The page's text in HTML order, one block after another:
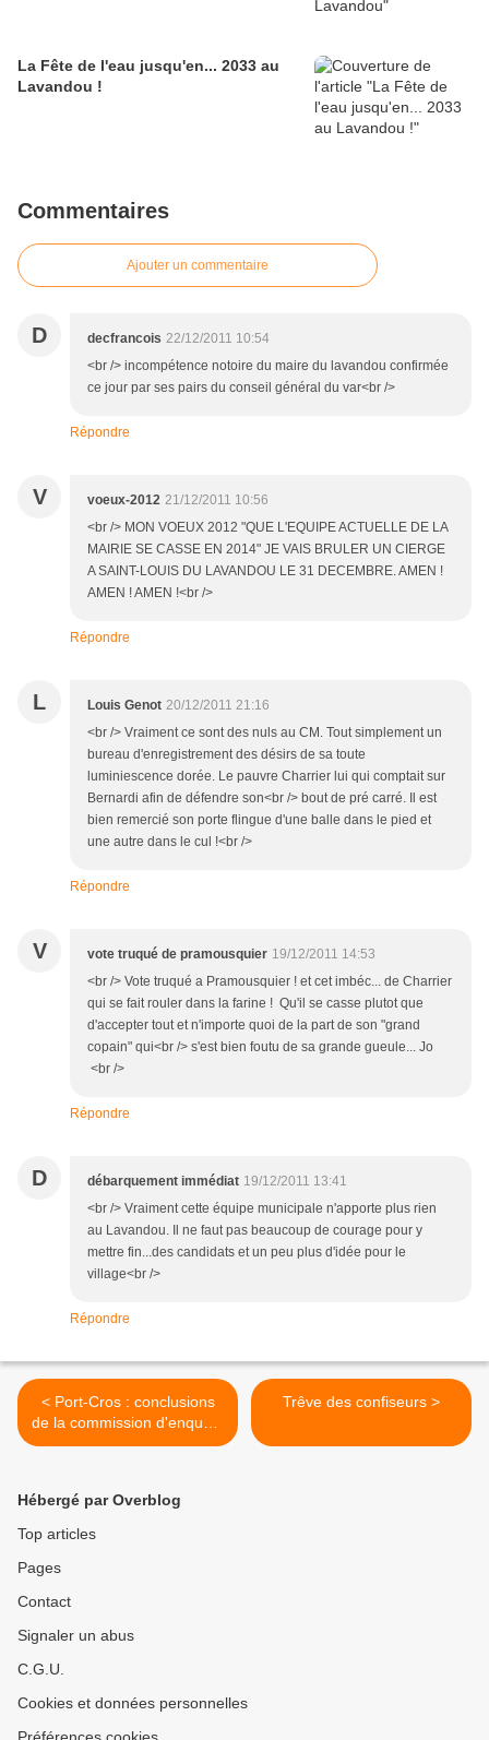
La Fête de l'eau jusqu'en... 2033 au
Lavandou !
Commentaires
Ajouter un commentaire
D decfrancois 22/12/2011 10:54
<br /> incompétence notoire du maire du lavandou confirmée
ce jour par ses pairs du conseil général du var<br />
Répondre
V voeux-2012 21/12/2011 10:56
<br /> MON VOEUX 2012 "QUE L'EQUIPE ACTUELLE DE LA
MAIRIE SE CASSE EN 2014" JE VAIS BRULER UN CIERGE
A SAINT-LOUIS DU LAVANDOU LE 31 DECEMBRE. AMEN !
AMEN ! AMEN !<br />
Répondre
L Louis Genot 20/12/2011 21:16
<br /> Vraiment ce sont des nuls au CM. Tout simplement un
bureau d'enregistrement des désirs de sa toute
luminiescence dorée. Le pauvre Charrier lui qui comptait sur
Bernardi afin de défendre son<br /> bout de pré carré. Il est
bien remercié son porte flingue d'une balle dans le pied et
une autre dans le cul !<br />
Répondre
V vote truqué de pramousquier 19/12/2011 14:53
<br /> Vote truqué a Pramousquier ! et cet imbéc... de Charrier
qui se fait rouler dans la farine ! Qu'il se casse plutot que
d'accepter tout et n'importe quoi de la part de son "grand
copain" qui<br /> s'est bien foutu de sa grande gueule... Jo
<br />
Répondre
D débarquement immédiat 19/12/2011 13:41
<br /> Vraiment cette équipe municipale n'apporte plus rien
au Lavandou. Il ne faut pas beaucoup de courage pour y
mettre fin...des candidats et un peu plus d'idée pour le
village<br />
Répondre
< Port-Cros : conclusions
de la commission d'enquête
publique
Trêve des confiseurs >
Hébergé par Overblog
Top articles
Pages
Contact
Signaler un abus
C.G.U.
Cookies et données personnelles
Préférences cookies